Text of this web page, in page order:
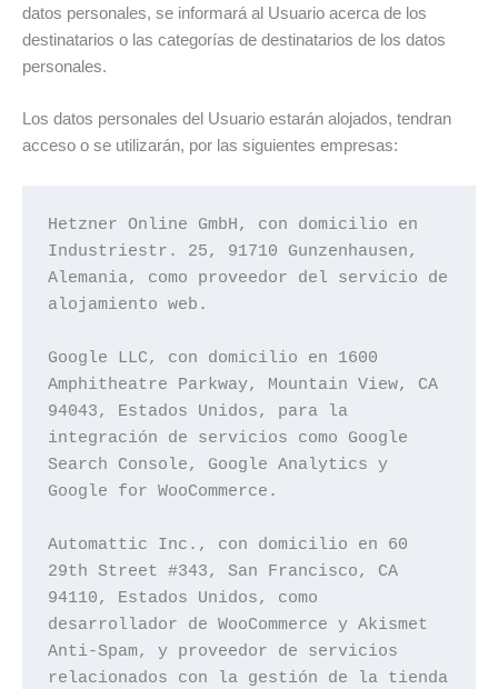
datos personales, se informará al Usuario acerca de los
destinatarios o las categorías de destinatarios de los datos
personales.
Los datos personales del Usuario estarán alojados, tendran
acceso o se utilizarán, por las siguientes empresas:
Hetzner Online GmbH, con domicilio en
Industriestr. 25, 91710 Gunzenhausen,
Alemania, como proveedor del servicio de
alojamiento web.
Google LLC, con domicilio en 1600
Amphitheatre Parkway, Mountain View, CA
94043, Estados Unidos, para la
integración de servicios como Google
Search Console, Google Analytics y
Google for WooCommerce.
Automattic Inc., con domicilio en 60
29th Street #343, San Francisco, CA
94110, Estados Unidos, como
desarrollador de WooCommerce y Akismet
Anti-Spam, y proveedor de servicios
relacionados con la gestión de la tienda